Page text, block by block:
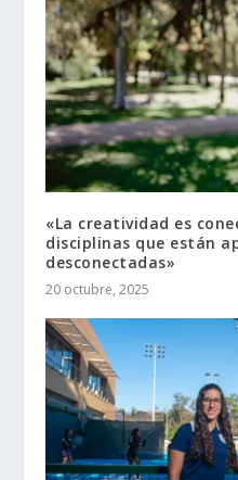
«La creatividad es
disciplinas que están
desconectadas»
20 octubre, 2025